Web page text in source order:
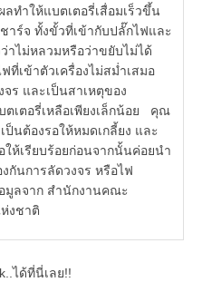
ทำให้แบตเตอรี่เสื่อมเร็วขึ้น
าร์จ ทั้งขั้วที่เข้ากับปลั๊กไฟและ
าไม่หลวมหรือว่าขยับไม่ได้
เข้าตัวเครื่องไม่สม่ำเสมอ
ร และเป็นสาเหตุของ
ตอรี่เหลือเพียงเล็กน้อย คุณ
นต้องรอให้หมดเกลี้ยง และ
ห้เรียบร้อยก่อนจากนั้นค่อยนำ
กันการลัดวงจร หรือไฟ
มูลจาก สำนักงานคณะ
งชาติ
ได้ที่นี่เลย!!